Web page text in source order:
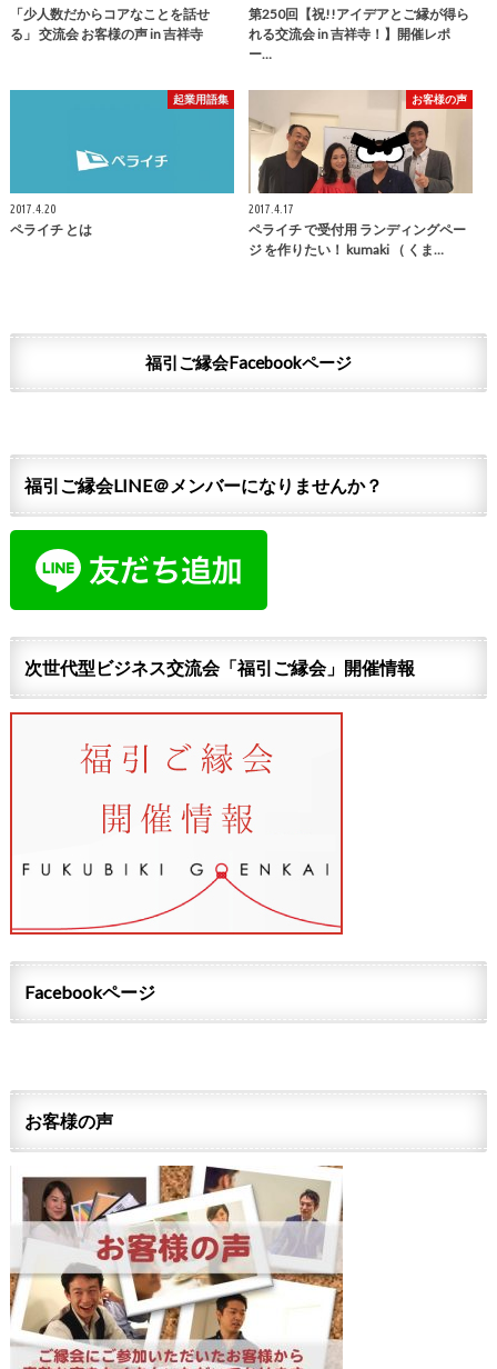
「少人数だからコアなことを話せ
る」 交流会 お客様の声 in 吉祥寺
第250回【祝!!アイデアとご縁が得ら
れる交流会 in 吉祥寺！】開催レポ
ー…
起業用語集
2017.4.20
ペライチ とは
お客様の声
2017.4.17
ペライチ で受付用 ランディングペー
ジ を作りたい！ kumaki （ くま…
福引ご縁会Facebookページ
福引ご縁会LINE＠メンバーになりませんか？
次世代型ビジネス交流会「福引ご縁会」開催情報
Facebookページ
お客様の声